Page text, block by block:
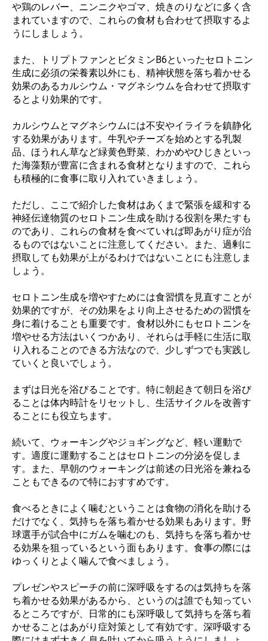
や鶏のレバー、ニンニクやゴマ、焼きのりなどに多く含
まれていますので、これらの食材も合わせて摂取するよ
うにしましょう。
また、トリプトファンとビタミンB6といったセロトニン
生成に必須の栄養素以外にも、精神状態を落ち着かせる
効果のあるカルシウム・マグネシウムを合わせて摂取す
るとより効果的です。
カルシウムとマグネシウムには不安やイライラを鎮静化
する効果があります。牛乳やチーズを始めとする乳製
品、ほうれん草など緑黄色野菜、わかめやひじきといっ
た海藻類が豊富に含まれる食材となりますので、これら
も積極的に食事に取り入れていきましょう。
ただし、ここで紹介した食材はあくまで緊張を緩和する
神経伝達物質のセロトニン生成を助ける役割を果たすも
のであり、これらの食材を食べていれば即あがり症が治
るものではないことに注意してください。また、過剰に
摂取しても効果が上がるわけではないことにも注意しま
しょう。
セロトニン生成を増やすためには食習慣を見直すことが
効果的ですが、その効果をより向上させるための習慣を
身に着けることも重要です。食材以外にもセロトニンを
増やせる方法はいくつかあり、それらは手軽に生活に取
り入れることのできる方法なので、少しずつでも実践し
ていくと良いでしょう。
まずは日光を浴びることです。特に朝起きて朝日を浴び
ることは体内時計をリセットし、生活サイクルを改善す
ることにも役立ちます。
続いて、ウォーキングやジョギングなど、軽い運動で
す。適度に運動することはセロトニンの分泌を促しま
す。また、早朝のウォーキングは前述の日光浴を兼ねる
こともできるので特におすすめです。
食べるときによく噛むということは食物の消化を助ける
だけでなく、気持ちを落ち着かせる効果もあります。野
球選手が試合中にガムを噛むのも、気持ちを落ち着かせ
る効果を狙っているという面もあります。食事の際には
ゆっくりとよく噛んで食べましょう。
プレゼンやスピーチの前に深呼吸をするのは気持ちを落
ち着かせる効果があるから、というのは誰でも知ってい
るところですが、日常的にも深呼吸して気持ちを落ち着
かせることはあがり症対策として有効です。深呼吸する